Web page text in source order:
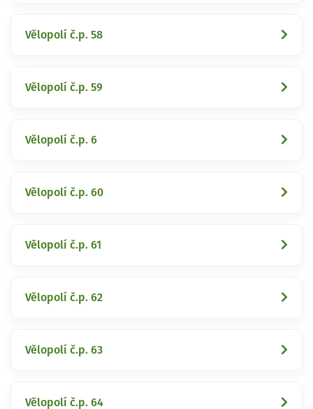
Vělopolí č.p. 58
Vělopolí č.p. 59
Vělopolí č.p. 6
Vělopolí č.p. 60
Vělopolí č.p. 61
Vělopolí č.p. 62
Vělopolí č.p. 63
Vělopolí č.p. 64